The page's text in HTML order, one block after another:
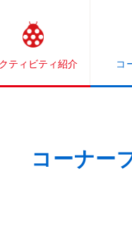
ティビティ紹介 コ
コーナー